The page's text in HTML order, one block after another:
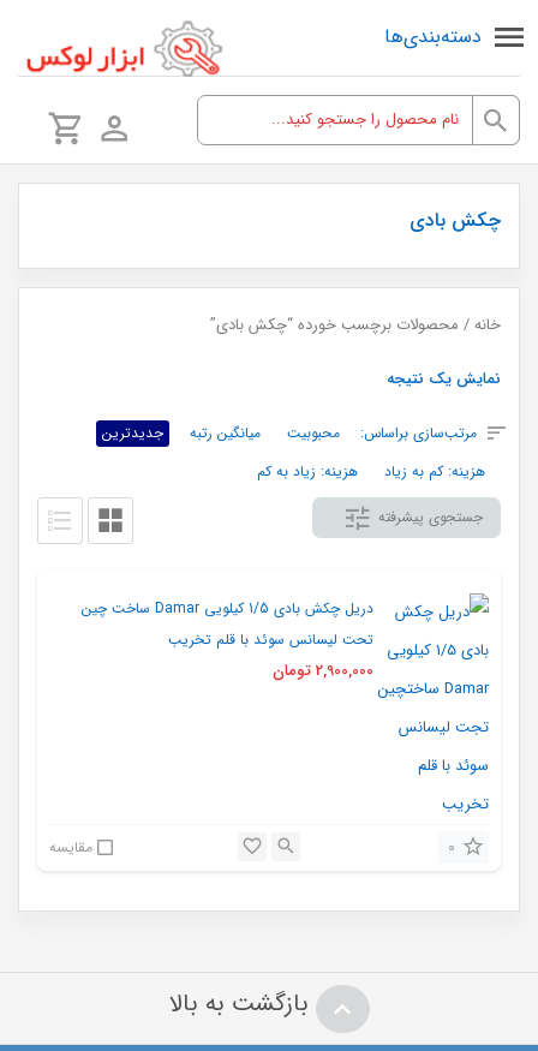
دسته‌بندی‌ها
چکش بادی
خانه/ محصولات برچسب خورده “چکش بادی”
نمایش یک نتیجه
مرتب‌سازی براساس: محبوبیت میانگین رتبه
جدیدترین
هزینه: کم به زیاد
هزینه: زیاد به کم
جستجوی پیشرفته
دریل چکش بادی 1/5 کیلویی Damar ساخت چین
تحت لیسانس سوئد با قلم تخریب
2,900,000تومان
0 مقایسه
بازگشت به بالا